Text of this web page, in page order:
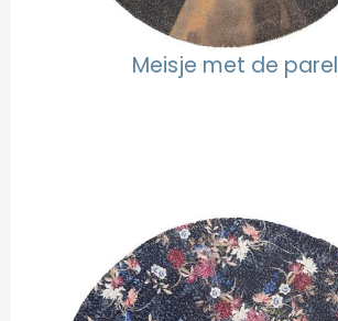
Meisje met de parel